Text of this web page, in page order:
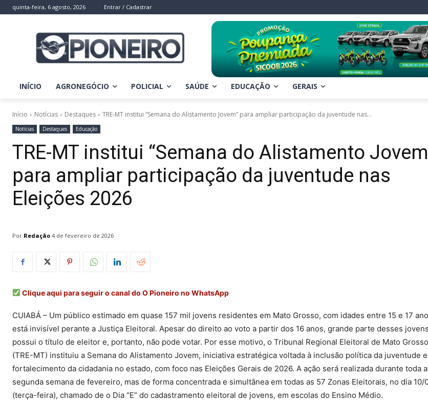
quinta-feira, 6 agosto, 2026 Entrar / Cadastrar
INÍCIO AGRONEGÓCIO POLICIAL SAÚDE EDUCAÇÃO GERAIS
Início Notícias Destaques TRE-MT institui “Semana do Alistamento Jovem” para ampliar participação da juventude nas...
Notícias Destaques Educação
TRE-MT institui “Semana do Alistamento
para ampliar participação da juventude nas
Eleições 2026
Por Redação 4 de fevereiro de 2026
Clique aqui para seguir o canal do O Pioneiro no WhatsApp
CUIABÁ – Um público estimado em quase 157 mil jovens residentes em Mato Grosso, com idades entre 15 e 17
está invisível perante a Justiça Eleitoral. Apesar do direito ao voto a partir dos 16 anos, grande parte desses
possui o título de eleitor e, portanto, não pode votar. Por esse motivo, o Tribunal Regional Eleitoral de Mato Grosso
(TRE-MT) instituiu a Semana do Alistamento Jovem, iniciativa estratégica voltada à inclusão política da juventude
fortalecimento da cidadania no estado, com foco nas Eleições Gerais de 2026. A ação será realizada durante toda a
segunda semana de fevereiro, mas de forma concentrada e simultânea em todas as 57 Zonas Eleitorais, no dia 10/
(terça-feira), chamado de o Dia “E” do cadastramento eleitoral de jovens, em escolas do Ensino Médio.